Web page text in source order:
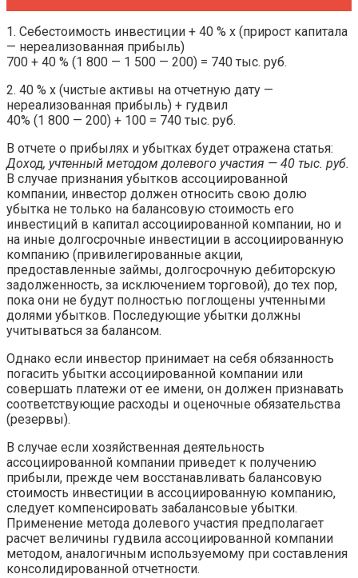
1. Себестоимость инвестиции + 40 % х (прирост капитала
— нереализованная прибыль)
700 + 40 % (1 800 — 1 500 — 200) = 740 тыс. руб.
2. 40 % х (чистые активы на отчетную дату —
нереализованная прибыль) + гудвил
40% (1 800 — 200) + 100 = 740 тыс. руб.
В отчете о прибылях и убытках будет отражена статья:
Доход, учтенный методом долевого участия — 40 тыс. руб.
В случае признания убытков ассоциированной
компании, инвестор должен относить свою долю
убытка не только на балансовую стоимость его
инвестиций в капитал ассоциированной компании, но и
на иные долгосрочные инвестиции в ассоциированную
компанию (привилегированные акции,
предоставленные займы, долгосрочную дебиторскую
задолженность, за исключением торговой), до тех пор,
пока они не будут полностью поглощены учтенными
долями убытков. Последующие убытки должны
учитываться за балансом.
Однако если инвестор принимает на себя обязанность
погасить убытки ассоциированной компании или
совершать платежи от ее имени, он должен признавать
соответствующие расходы и оценочные обязательства
(резервы).
В случае если хозяйственная деятельность
ассоциированной компании приведет к получению
прибыли, прежде чем восстанавливать балансовую
стоимость инвестиции в ассоциированную компанию,
следует компенсировать забалансовые убытки.
Применение метода долевого участия предполагает
расчет величины гудвила ассоциированной компании
методом, аналогичным используемому при составления
консолидированной отчетности.